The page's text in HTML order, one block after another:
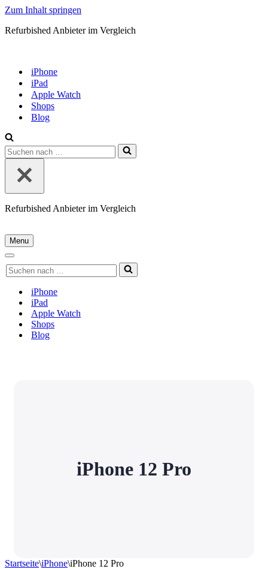
Zum Inhalt springen
Refurbished Anbieter im Vergleich
iPhone
iPad
Apple Watch
Shops
Blog
Suchen
nach …
Refurbished Anbieter im Vergleich
Menu
Navigationsmenü
Navigationsmenü
Suchen
nach …
iPhone
iPad
Apple Watch
Shops
Blog
iPhone 12 Pro
Startseite\iPhone\iPhone 12 Pro